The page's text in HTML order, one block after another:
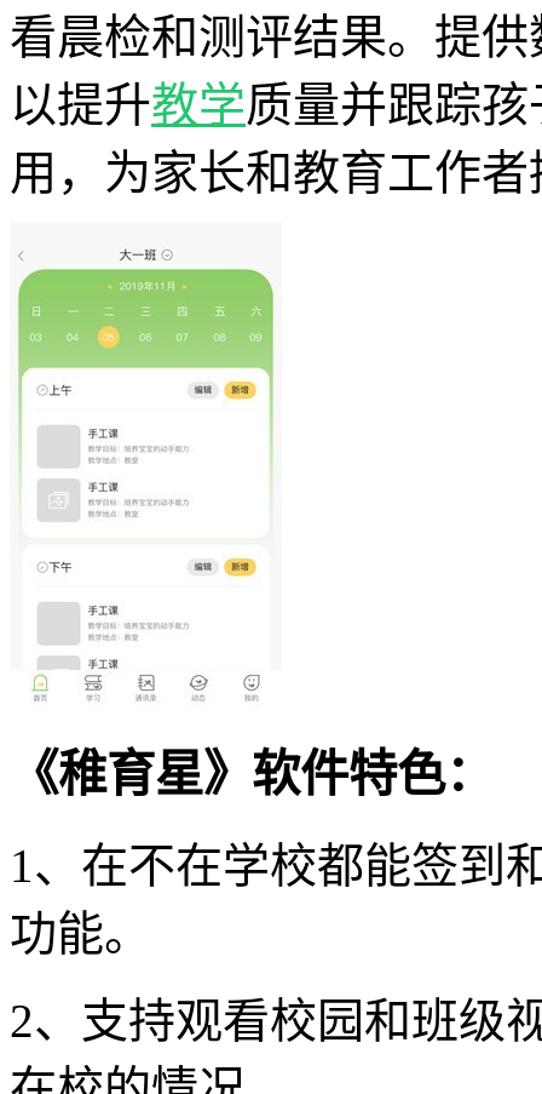
看晨检和测评结果。提
以提升教学质量并跟踪
用，为家长和教育工作
《稚育星》软件特色：
1、在不在学校都能签到
功能。
2、支持观看校园和班级